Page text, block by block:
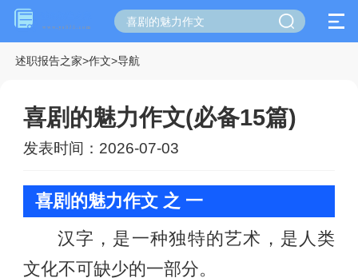
述职报告之家>作文>导航
喜剧的魅力作文(必备15篇)
发表时间：2026-07-03
喜剧的魅力作文 之 一
汉字，是一种独特的艺术，是人类
文化不可缺少的一部分。